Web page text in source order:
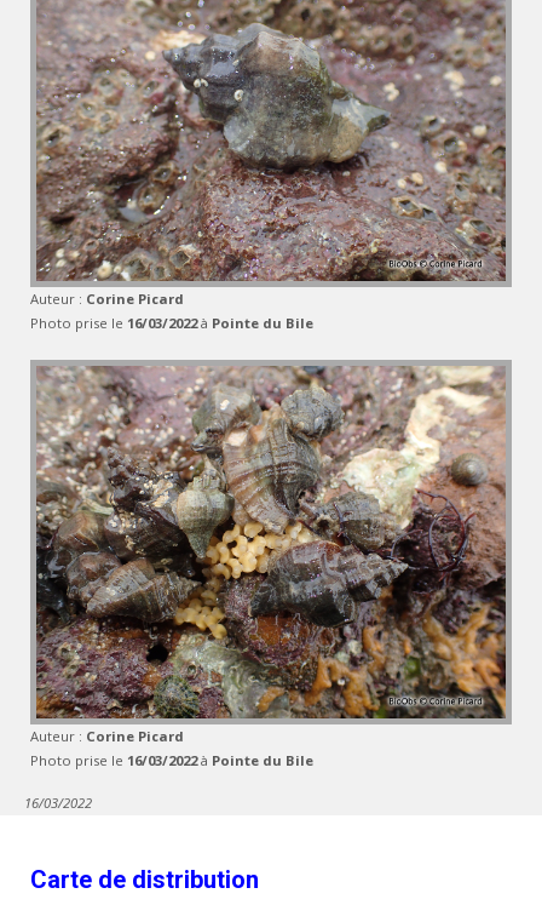
Auteur : Corine Picard
Photo prise le 16/03/2022à Pointe du Bile
Auteur : Corine Picard
Photo prise le 16/03/2022à Pointe du Bile
16/03/2022
Carte de distribution